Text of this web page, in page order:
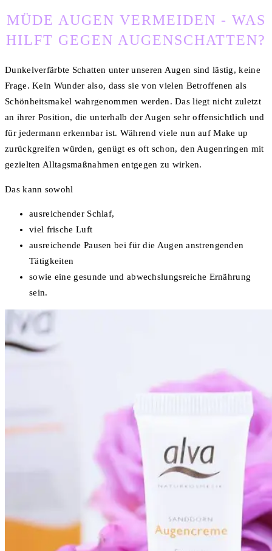
MÜDE AUGEN VERMEIDEN - WAS
HILFT GEGEN AUGENSCHATTEN?
Dunkelverfärbte Schatten unter unseren Augen sind lästig, keine
Frage. Kein Wunder also, dass sie von vielen Betroffenen als
Schönheitsmakel wahrgenommen werden. Das liegt nicht zuletzt
an ihrer Position, die unterhalb der Augen sehr offensichtlich und
für jedermann erkennbar ist. Während viele nun auf Make up
zurückgreifen würden, genügt es oft schon, den Augenringen mit
gezielten Alltagsmaßnahmen entgegen zu wirken.
Das kann sowohl
ausreichender Schlaf,
viel frische Luft
ausreichende Pausen bei für die Augen anstrengenden
Tätigkeiten
sowie eine gesunde und abwechslungsreiche Ernährung
sein.